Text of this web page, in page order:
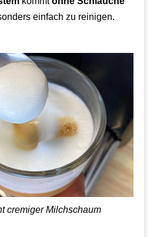
einfach zu reinigen.
cremiger Milchschaum